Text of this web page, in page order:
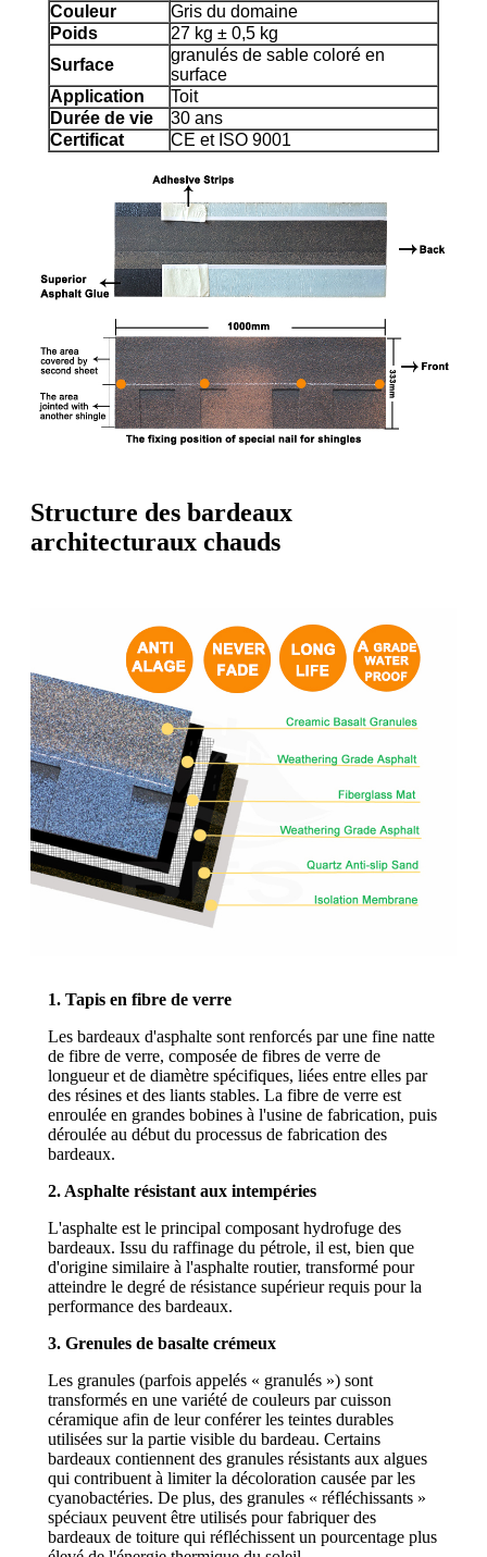
Couleur
Gris du domaine
Poids
27 kg ± 0,5 kg
Surface
granulés de sable coloré en
surface
Application
Toit
Durée de vie
30 ans
Certificat
CE et ISO 9001
Structure des bardeaux
architecturaux chauds
1. Tapis en fibre de verre
Les bardeaux d'asphalte sont renforcés par une fine natte
de fibre de verre, composée de fibres de verre de
longueur et de diamètre spécifiques, liées entre elles par
des résines et des liants stables. La fibre de verre est
enroulée en grandes bobines à l'usine de fabrication, puis
déroulée au début du processus de fabrication des
bardeaux.
2. Asphalte résistant aux intempéries
L'asphalte est le principal composant hydrofuge des
bardeaux. Issu du raffinage du pétrole, il est, bien que
d'origine similaire à l'asphalte routier, transformé pour
atteindre le degré de résistance supérieur requis pour la
performance des bardeaux.
3. Grenules de basalte crémeux
Les granules (parfois appelés « granulés ») sont
transformés en une variété de couleurs par cuisson
céramique afin de leur conférer les teintes durables
utilisées sur la partie visible du bardeau. Certains
bardeaux contiennent des granules résistants aux algues
qui contribuent à limiter la décoloration causée par les
cyanobactéries. De plus, des granules « réfléchissants »
spéciaux peuvent être utilisés pour fabriquer des
bardeaux de toiture qui réfléchissent un pourcentage plus